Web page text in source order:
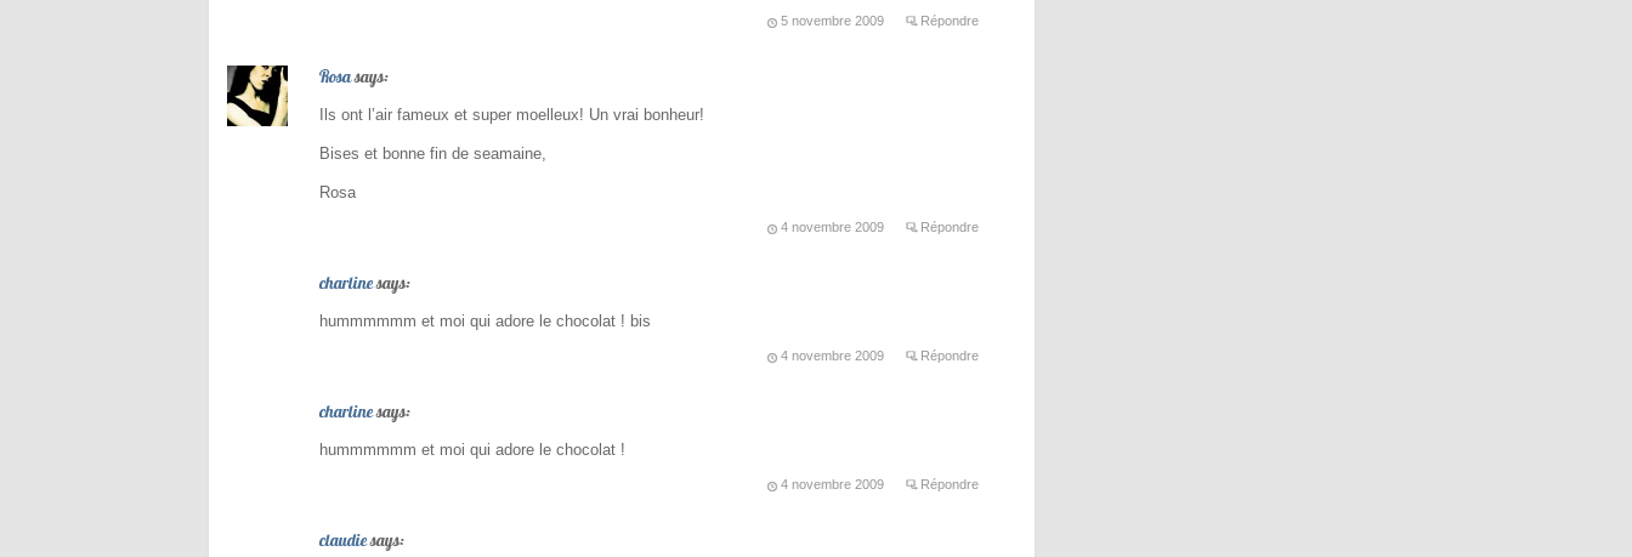
5 novembre 2009 Répondre
Rosasays:
Ils ont l’air fameux et super moelleux! Un vrai bonheur!
Bises et bonne fin de seamaine,
Rosa
4 novembre 2009 Répondre
charlinesays:
hummmmmm et moi qui adore le chocolat ! bis
4 novembre 2009 Répondre
charlinesays:
hummmmmm et moi qui adore le chocolat !
4 novembre 2009 Répondre
claudiesays: